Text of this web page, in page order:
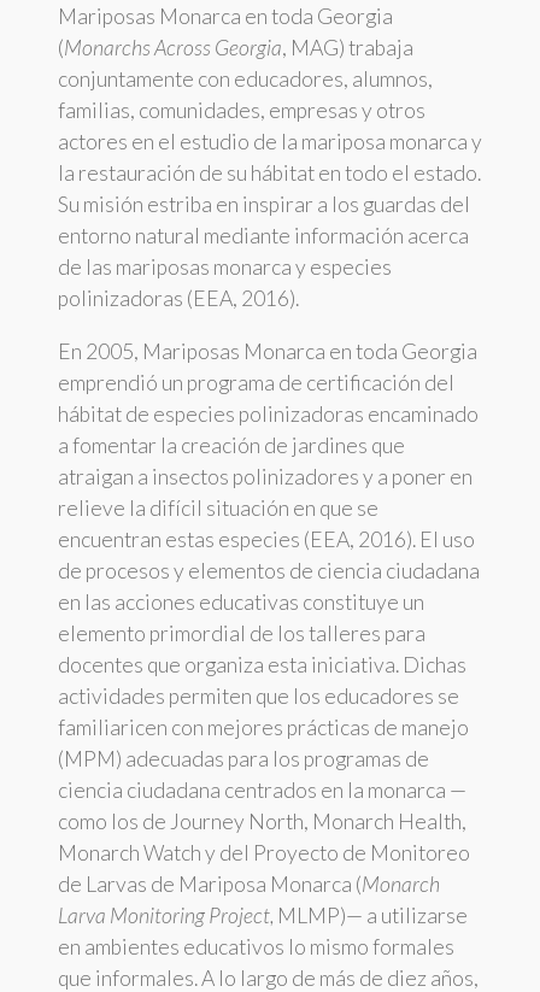
Mariposas Monarca en toda Georgia
(Monarchs Across Georgia, MAG) trabaja
conjuntamente con educadores, alumnos,
familias, comunidades, empresas y otros
actores en el estudio de la mariposa monarca y
la restauración de su hábitat en todo el estado.
Su misión estriba en inspirar a los guardas del
entorno natural mediante información acerca
de las mariposas monarca y especies
polinizadoras (EEA, 2016).
En 2005, Mariposas Monarca en toda Georgia
emprendió un programa de certificación del
hábitat de especies polinizadoras encaminado
a fomentar la creación de jardines que
atraigan a insectos polinizadores y a poner en
relieve la difícil situación en que se
encuentran estas especies (EEA, 2016). El uso
de procesos y elementos de ciencia ciudadana
en las acciones educativas constituye un
elemento primordial de los talleres para
docentes que organiza esta iniciativa. Dichas
actividades permiten que los educadores se
familiaricen con mejores prácticas de manejo
(MPM) adecuadas para los programas de
ciencia ciudadana centrados en la monarca —
como los de Journey North, Monarch Health,
Monarch Watch y del Proyecto de Monitoreo
de Larvas de Mariposa Monarca (Monarch
Larva Monitoring Project, MLMP)— a utilizarse
en ambientes educativos lo mismo formales
que informales. A lo largo de más de diez años,